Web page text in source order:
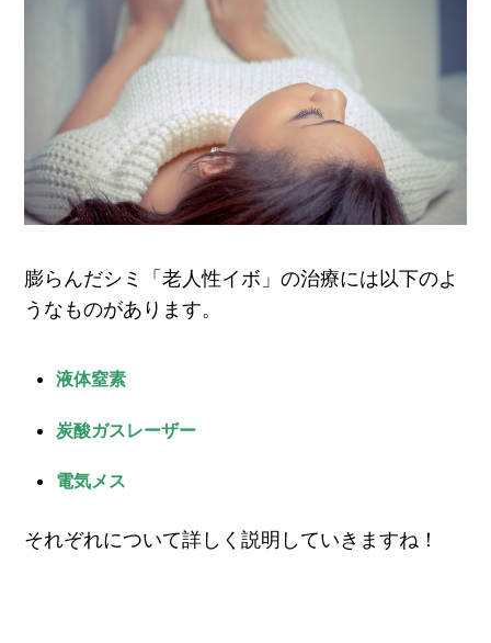
膨らんだシミ「老人性イボ」の治療には以下のよ
うなものがあります。
液体窒素
炭酸ガスレーザー
電気メス
それぞれについて詳しく説明していきますね！